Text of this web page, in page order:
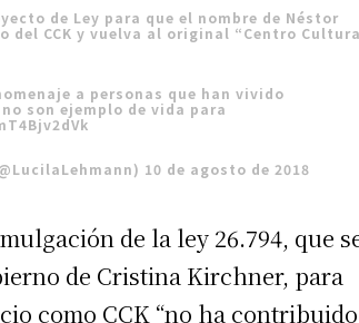
de Ley para que el nombre de Néstor
del CCK y vuelva al original “Centro
a personas que han vivido
son ejemplo de vida para
10 de agosto de 2018
de la ley 26.794, que
de Cristina Kirchner, para
como CCK “no ha